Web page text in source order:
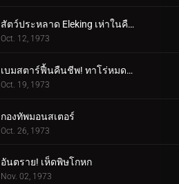
สัตว์ประหลาด Eleking เห่าในคืนพระจันทร์เต็มดวง!
Oct. 12, 1973
เบมสตาร์ฟื้นคืนชีพ! ทาโร่หมดอายุแน่นอน!
Oct. 19, 1973
กองทัพมอนสเตอร์
Oct. 26, 1973
อันตราย! เห็ดพิษโกหก
Nov. 02, 1973